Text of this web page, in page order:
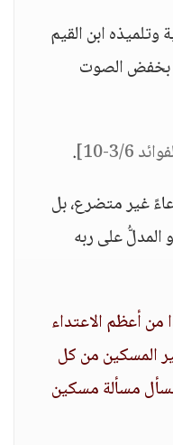
ابن القيم
بخفض الصوت
.
غير متضرع، بل
المدلُّ على ربه
أعظم الاعتداء
المسكين من كل
مسألة مسكين